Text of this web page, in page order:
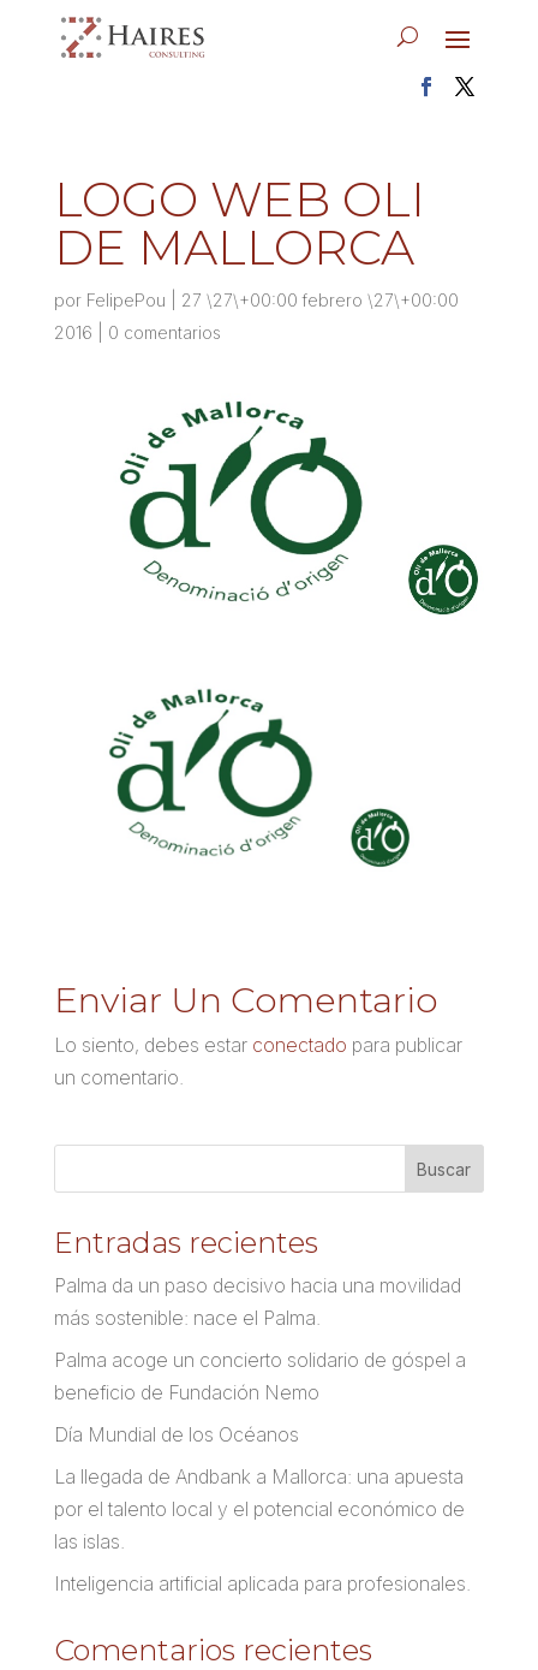
LOGO WEB OLI
DE MALLORCA
por FelipePou
27 \27\+00:00 febrero \27\+00:00
2016
0 comentarios
Enviar Un Comentario
Lo siento, debes estar conectado para publicar
un comentario.
Entradas recientes
Palma da un paso decisivo hacia una movilidad
más sostenible: nace el Palma.
Palma acoge un concierto solidario de góspel a
beneficio de Fundación Nemo
Día Mundial de los Océanos
La llegada de Andbank a Mallorca: una apuesta
por el talento local y el potencial económico de
las islas.
Inteligencia artificial aplicada para profesionales.
Comentarios recientes